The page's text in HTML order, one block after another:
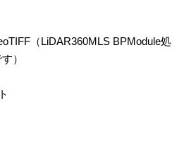
（LiDAR360MLS BPModule処
）